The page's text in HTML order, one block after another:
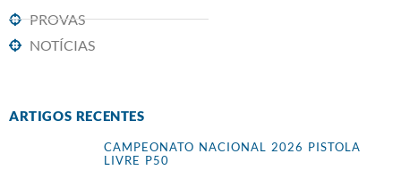
PROVAS
NOTÍCIAS
ARTIGOS RECENTES
CAMPEONATO NACIONAL 2026 PISTOLA
LIVRE P50